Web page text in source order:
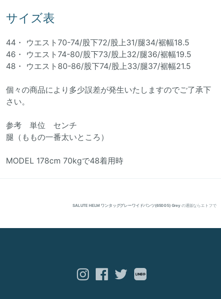
サイズ表
44・ ウエスト70-74/股下72/股上31/腿34/裾幅18.5
46・ ウエスト74-80/股下73/股上32/腿36/裾幅19.5
48・ ウエスト80-86/股下74/股上33/腿37/裾幅21.5
個々の商品により多少誤差が発生いたしますのでご了承下
さい。
参考 単位 センチ
腿（ももの一番太いところ）
MODEL 178cm 70kgで48着用時
SALUTE HELM ワンタッググレーワイドパンツ(65005) Grey の通販ならエトフで